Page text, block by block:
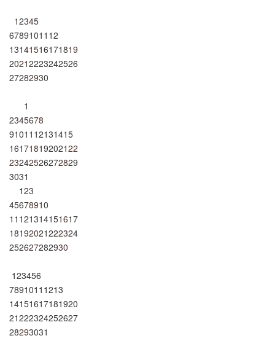
12345
67891011 12
13141516171819
20212223242526
27282930
1
2345678
91011 12131415
16171819202122
23242526272829
3031
123
45678910
11 121314151617
18192021222324
252627282930
123456
7891011 1213
14151617181920
21222324252627
28293031